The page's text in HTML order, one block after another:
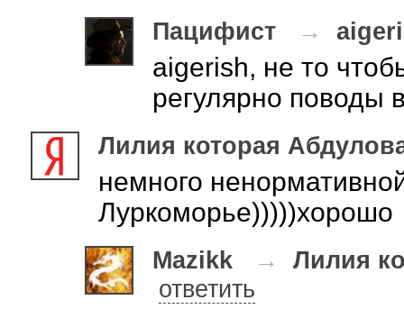
Пацифист →
aigerish, не то
регулярно поводы
Лилия которая
немного
Луркоморье)))))хорошо
Mazikk → Лилия
ответить